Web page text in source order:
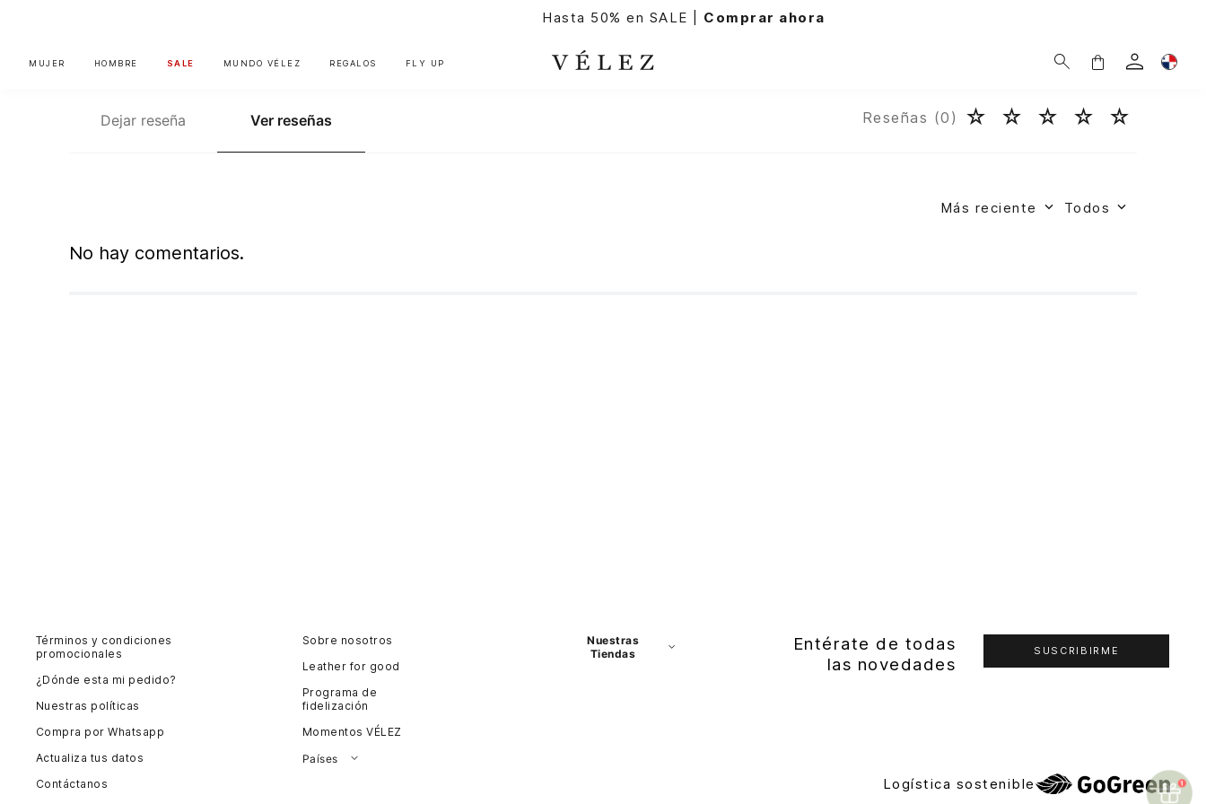
Hasta 50% en SALE |Comprar ahora
MUJER HOMBRE SALE MUNDO VÉLEZ REGALOS FLY UP
Dejar reseña Ver reseñas Reseñas (0 ) ☆ ☆ ☆ ☆ ☆
Más reciente Todos
No hay comentarios.
Entérate de todas
las novedades
SUSCRIBIRME
Términos y condiciones
promocionales
¿Dónde esta mi pedido?
Nuestras políticas
Compra por Whatsapp
Actualiza tus datos
Contáctanos
Sobre nosotros
Leather for good
Programa de
fidelización
Momentos VÉLEZ
Países
Nuestras
Tiendas
Logística sostenible